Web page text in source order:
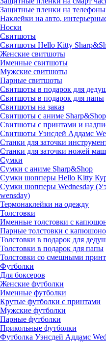
Защитные пленки на телефоны
Наклейки на авто,
Носки
Свитшоты
Cвитшоты Hello Kitty
Женские свитшоты
Именные свитшоты
Мужские свитшоты
Парные свитшоты
Свитшоты в подарок для
Свитшоты в подарок для папы
Свитшоты на заказ
Свитшоты с аниме Sharp&Shop
Свитшоты с принтами и
Свитшоты Уэнсдей Аддамс
Станки для заточки
Станки для заточки ножей
Сумки
Сумки с аниме Sharp&Shop
Сумки шопперы Hello Kitty
Сумки шопперы Wednesday
wensday)
Термонаклейки на одежду
Толстовки
Именные толстовки с
Парные толстовки с
Толстовки в подарок для
Толстовки в подарок для папы
Толстовки со смешными
Футболки
Для боксеров
Женские футболки
Именные футболки
Крутые футболки с принтами
Мужские футболки
Парные футболки
Прикольные футболки
Футболка Уэнсдей Аддамс